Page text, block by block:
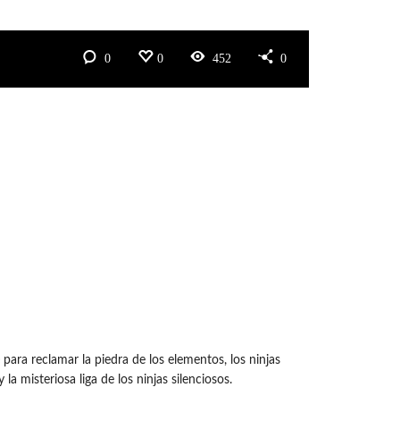
0 0 452 0
reclamar la piedra de los elementos, los ninjas
misteriosa liga de los ninjas silenciosos.